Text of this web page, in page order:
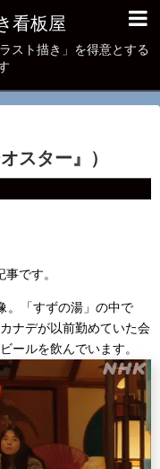
看板屋
スト描き」を得意とする
スター』）
です。
。「すずの湯」の中で
ナデが以前勤めていた会
ールを飲んでいます。